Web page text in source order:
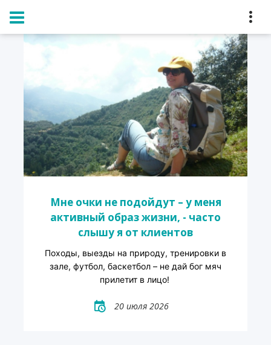
Мне очки не подойдут – у меня
активный образ жизни, - часто
слышу я от клиентов
Походы, выезды на природу, тренировки в
зале, футбол, баскетбол – не дай бог мяч
прилетит в лицо!
20 июля 2026